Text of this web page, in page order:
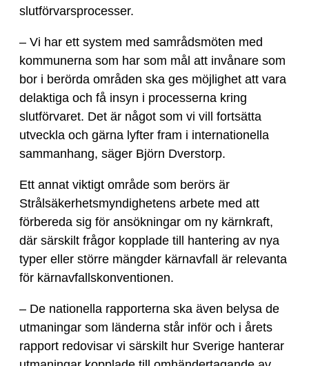
slutförvarsprocesser.
– Vi har ett system med samrådsmöten med
kommunerna som har som mål att invånare som
bor i berörda områden ska ges möjlighet att vara
delaktiga och få insyn i processerna kring
slutförvaret. Det är något som vi vill fortsätta
utveckla och gärna lyfter fram i internationella
sammanhang, säger Björn Dverstorp.
Ett annat viktigt område som berörs är
Strålsäkerhetsmyndighetens arbete med att
förbereda sig för ansökningar om ny kärnkraft,
där särskilt frågor kopplade till hantering av nya
typer eller större mängder kärnavfall är relevanta
för kärnavfallskonventionen.
– De nationella rapporterna ska även belysa de
utmaningar som länderna står inför och i årets
rapport redovisar vi särskilt hur Sverige hanterar